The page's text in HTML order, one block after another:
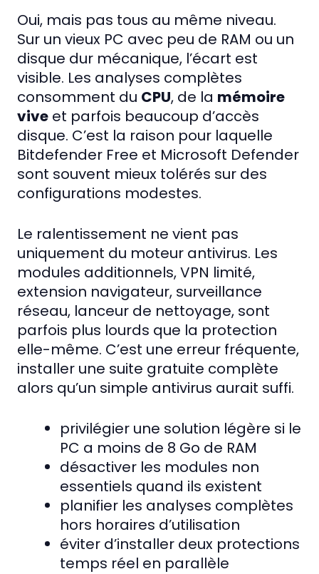
Oui, mais pas tous au même niveau.
Sur un vieux PC avec peu de RAM ou un
disque dur mécanique, l’écart est
visible. Les analyses complètes
consomment du CPU, de la mémoire
vive et parfois beaucoup d’accès
disque. C’est la raison pour laquelle
Bitdefender Free et Microsoft Defender
sont souvent mieux tolérés sur des
configurations modestes.
Le ralentissement ne vient pas
uniquement du moteur antivirus. Les
modules additionnels, VPN limité,
extension navigateur, surveillance
réseau, lanceur de nettoyage, sont
parfois plus lourds que la protection
elle-même. C’est une erreur fréquente,
installer une suite gratuite complète
alors qu’un simple antivirus aurait suffi.
privilégier une solution légère si le
PC a moins de 8 Go de RAM
désactiver les modules non
essentiels quand ils existent
planifier les analyses complètes
hors horaires d’utilisation
éviter d’installer deux protections
temps réel en parallèle